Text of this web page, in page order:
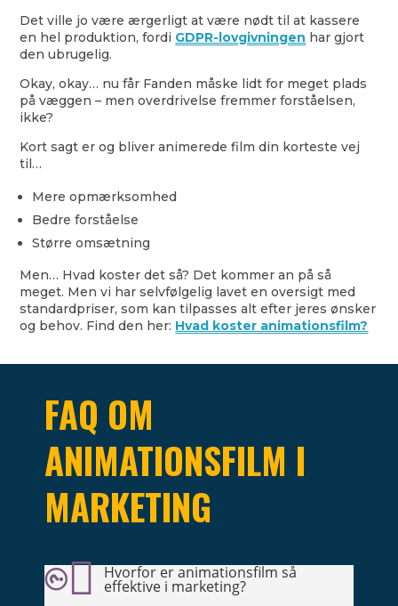
Det ville jo være ærgerligt at være nødt til at kassere
en hel produktion, fordi GDPR-lovgivningen har gjort
den ubrugelig.
Okay, okay… nu får Fanden måske lidt for meget plads
på væggen – men overdrivelse fremmer forståelsen,
ikke?
Kort sagt er og bliver animerede film din korteste vej
til…
Mere opmærksomhed
Bedre forståelse
Større omsætning
Men… Hvad koster det så? Det kommer an på så
meget. Men vi har selvfølgelig lavet en oversigt med
standardpriser, som kan tilpasses alt efter jeres ønsker
og behov. Find den her: Hvad koster animationsfilm?
FAQ OM
ANIMATIONSFILM I
MARKETING
 Hvorfor er animationsfilm så
effektive i marketing?